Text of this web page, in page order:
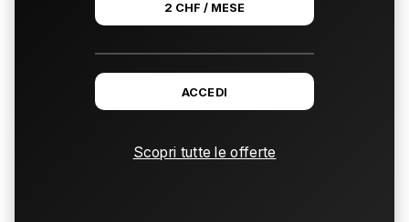
2 CHF / MESE
ACCEDI
Scopri tutte le offerte